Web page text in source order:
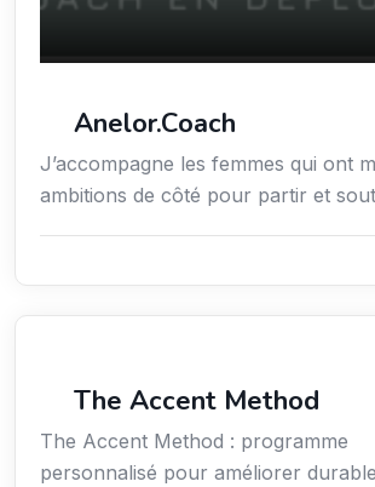
Anelor.Coach
J’accompagne les femmes qui ont
ambitions de côté pour partir et
The Accent Method
The Accent Method : programme
personnalisé pour améliorer